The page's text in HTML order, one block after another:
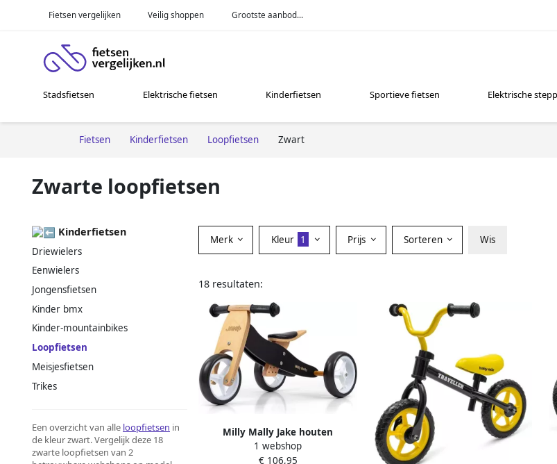
Fietsen vergelijken Veilig shoppen Grootste aanbod...
Stadsfietsen Elektrische fietsen Kinderfietsen Sportieve fietsen Elektrische
Fietsen Kinderfietsen Loopfietsen Zwart
Zwarte loopfietsen
Kinderfietsen
Driewielers
Eenwielers
Jongensfietsen
Kinder bmx
Kinder-mountainbikes
Loopfietsen
Meisjesfietsen
Trikes
Een overzicht van alle loopfietsen in
de kleur zwart. Vergelijk deze 18
zwarte loopfietsen van 2
Merk Kleur 1 Prijs Sorteren Wis
18 resultaten:
Milly Mally Jake houten
kinderfiets 2-in-1 Loopfiets
1 webshop
€ 106,95